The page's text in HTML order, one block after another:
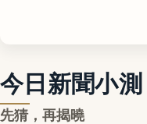
今日新聞小測
先猜，再揭曉